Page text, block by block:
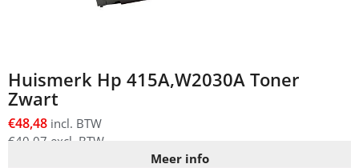
Huismerk Hp 415A,W2030A Toner
Zwart
€48,48 incl. BTW
€40,07 excl. BTW
Meer info